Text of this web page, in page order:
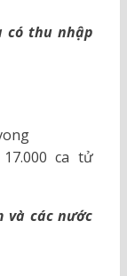
có thu nhập
ca tử
và các nước